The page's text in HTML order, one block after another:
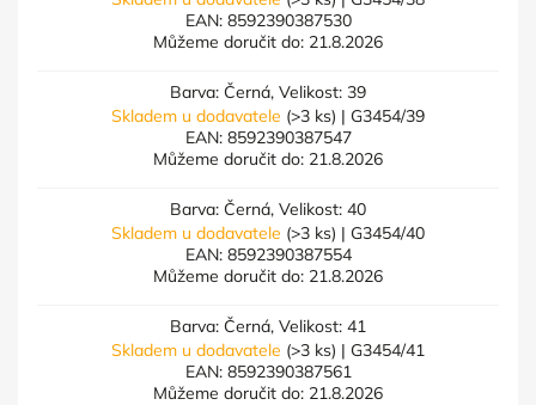
EAN: 8592390387530
Můžeme doručit do: 21.8.2026
Barva: Černá, Velikost: 39
Skladem u dodavatele (>3 ks) | G3454/39
EAN: 8592390387547
Můžeme doručit do: 21.8.2026
Barva: Černá, Velikost: 40
Skladem u dodavatele (>3 ks) | G3454/40
EAN: 8592390387554
Můžeme doručit do: 21.8.2026
Barva: Černá, Velikost: 41
Skladem u dodavatele (>3 ks) | G3454/41
EAN: 8592390387561
Můžeme doručit do: 21.8.2026